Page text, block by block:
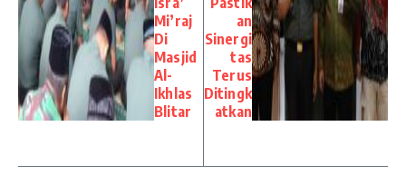
Mi’raj
Di
Masjid
Al-
Ikhlas
Blitar
an
Sinergi
tas
Terus
Ditingk
atkan